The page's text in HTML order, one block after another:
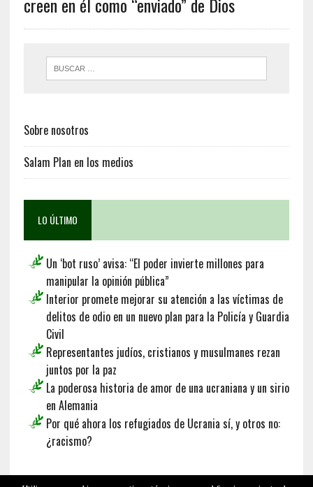
creen en él como “enviado” de Dios
Sobre nosotros
Salam Plan en los medios
LO ÚLTIMO
Un ‘bot ruso’ avisa: “El poder invierte millones para
manipular la opinión pública”
Interior promete mejorar su atención a las víctimas de
delitos de odio en un nuevo plan para la Policía y Guardia
Civil
Representantes judíos, cristianos y musulmanes rezan
juntos por la paz
La poderosa historia de amor de una ucraniana y un sirio
en Alemania
Por qué ahora los refugiados de Ucrania sí, y otros no:
¿racismo?
English
Deutsch
Français